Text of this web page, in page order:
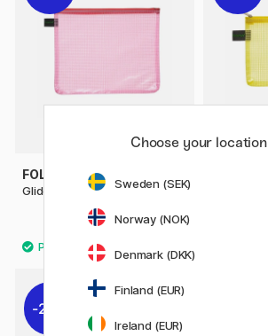
FOLDERSYS
Glidelåslomme Mesh A5
44 KR
20%
Choose your location
Sweden (SEK)
Norway (NOK)
Denmark (DKK)
Finland (EUR)
Ireland (EUR)